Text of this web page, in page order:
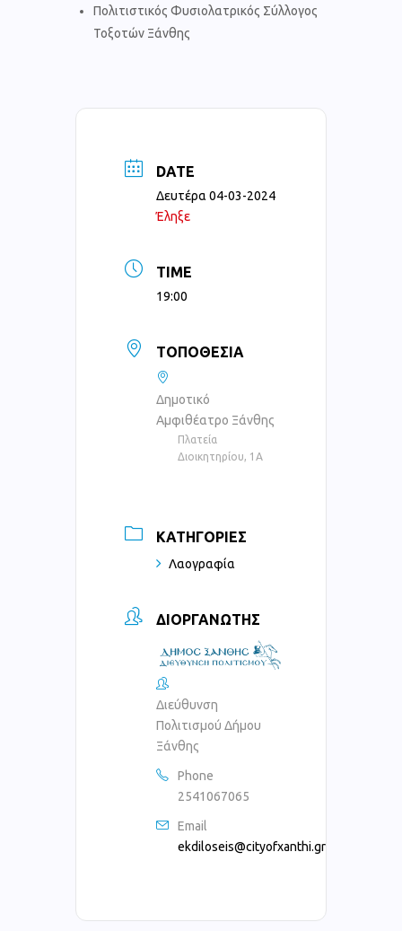
Πολιτιστικός Φυσιολατρικός Σύλλογος
Τοξοτών Ξάνθης
DATE
Δευτέρα 04-03-2024
Έληξε
TIME
19:00
ΤΟΠΟΘΕΣΊΑ
Δημοτικό
Αμφιθέατρο Ξάνθης
Πλατεία
Διοικητηρίου, 1Α
ΚΑΤΗΓΟΡΊΕΣ
Λαογραφία
ΔΙΟΡΓΑΝΩΤΉΣ
Διεύθυνση
Πολιτισμού Δήμου
Ξάνθης
Phone
2541067065
Email
ekdiloseis@cityofxanthi.gr